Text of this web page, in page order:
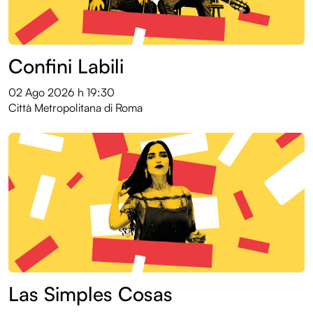
Entroterre Festival 2024
Archivio eventi
Confini Labili
02 Ago 2026 h 19:30
Città Metropolitana di Roma
Las Simples Cosas